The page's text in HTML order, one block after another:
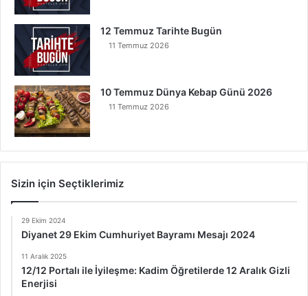
12 Temmuz Tarihte Bugün
11 Temmuz 2026
10 Temmuz Dünya Kebap Günü 2026
11 Temmuz 2026
Sizin için Seçtiklerimiz
29 Ekim 2024
Diyanet 29 Ekim Cumhuriyet Bayramı Mesajı 2024
11 Aralık 2025
12/12 Portalı ile İyileşme: Kadim Öğretilerde 12 Aralık Gizli
Enerjisi